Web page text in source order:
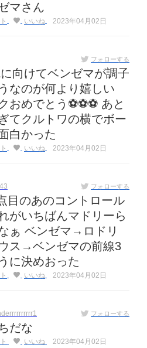
マさん
いいね
2023年04月02日
フォローする
向けてベンゼマが調子
なのが何より嬉しい
おめでとう⚽️⚽️⚽️ あと
てクルトワの横でボー
白かった
いいね
2023年04月02日
フォローする
目のあのコントロール
がいちばんマドリーら
ぁ ベンゼマ→ロドリ
ス→ベンゼマの前線3
に決めおった
いいね
2023年04月02日
フォローする
だな
いいね
2023年04月02日